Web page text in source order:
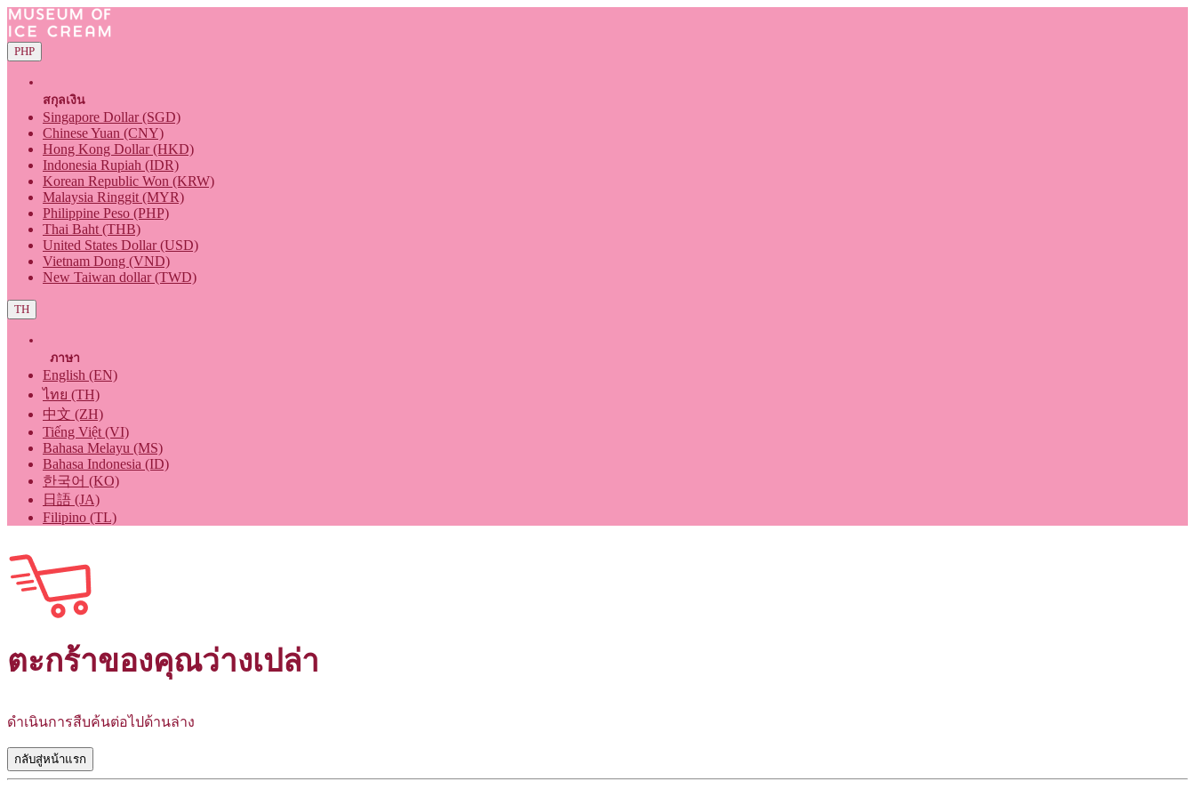
PHP
สกุลเงิน
Singapore Dollar (SGD)
Chinese Yuan (CNY)
Hong Kong Dollar (HKD)
Indonesia Rupiah (IDR)
Korean Republic Won (KRW)
Malaysia Ringgit (MYR)
Philippine Peso (PHP)
Thai Baht (THB)
United States Dollar (USD)
Vietnam Dong (VND)
New Taiwan dollar (TWD)
TH
ภาษา
English (EN)
ไทย (TH)
中文 (ZH)
Tiếng Việt (VI)
Bahasa Melayu (MS)
Bahasa Indonesia (ID)
한국어 (KO)
日語 (JA)
Filipino (TL)
ตะกร้าของคุณว่างเปล่า
ดำเนินการสืบค้นต่อไปด้านล่าง
กลับสู่หน้าแรก